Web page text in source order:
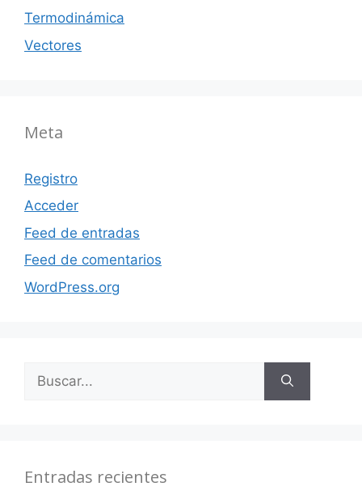
Termodinámica
Vectores
Meta
Registro
Acceder
Feed de entradas
Feed de comentarios
WordPress.org
Entradas recientes